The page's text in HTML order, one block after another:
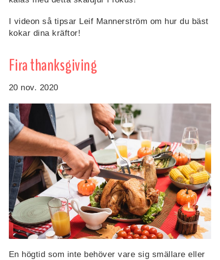
I videon så tipsar Leif Mannerström om hur du bäst
kokar dina kräftor!
Fira thanksgiving
20 nov. 2020
En högtid som inte behöver vare sig smällare eller